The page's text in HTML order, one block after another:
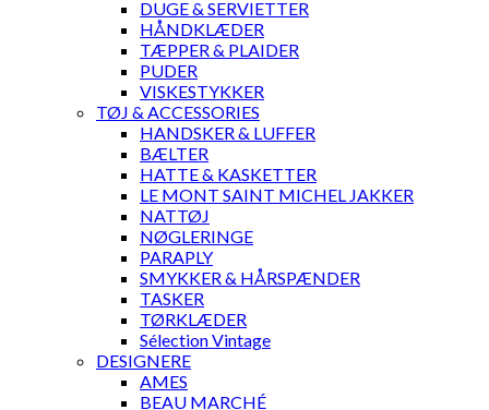
DUGE & SERVIETTER
HÅNDKLÆDER
TÆPPER & PLAIDER
PUDER
VISKESTYKKER
TØJ & ACCESSORIES
HANDSKER & LUFFER
BÆLTER
HATTE & KASKETTER
LE MONT SAINT MICHEL JAKKER
NATTØJ
NØGLERINGE
PARAPLY
SMYKKER & HÅRSPÆNDER
TASKER
TØRKLÆDER
Sélection Vintage
DESIGNERE
AMES
BEAU MARCHÉ